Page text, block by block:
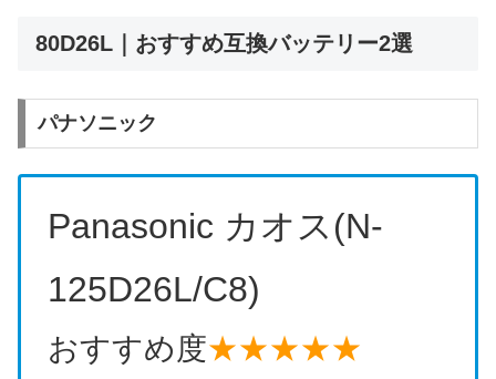
80D26L｜おすすめ互換バッテリー2選
パナソニック
Panasonic カオス(N-
125D26L/C8)
おすすめ度★★★★★